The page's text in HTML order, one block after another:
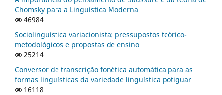
Chomsky para a Linguística Moderna
46984
Sociolinguística variacionista: pressupostos teórico-
metodológicos e propostas de ensino
25214
Conversor de transcrição fonética automática para as
formas linguísticas da variedade linguística potiguar
16118